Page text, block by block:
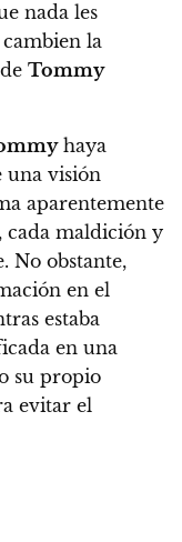
nada les
la
Tommy
haya
una visión
aparentemente
cada maldición y
No obstante,
en el
estaba
en una
su propio
evitar el